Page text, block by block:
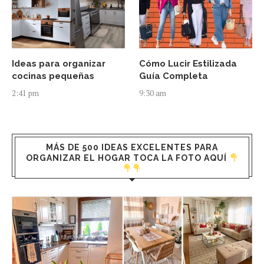
Ideas para organizar
cocinas pequeñas
2:41 pm
Cómo Lucir Estilizada
Guía Completa
9:30 am
MÁS DE 500 IDEAS EXCELENTES PARA
ORGANIZAR EL HOGAR TOCA LA FOTO AQUÍ